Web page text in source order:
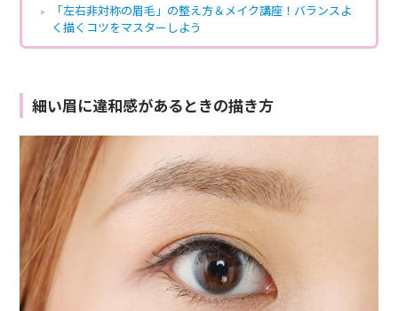
「左右非対称の眉毛」の整え方＆メイク講座！バランスよ
く描くコツをマスターしよう
細い眉に違和感があるときの描き方